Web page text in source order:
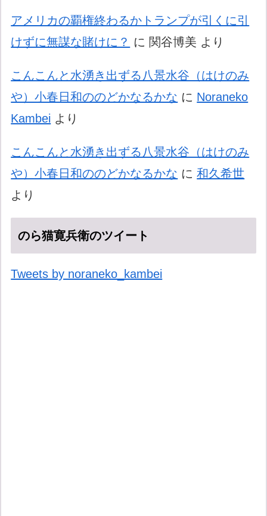
アメリカの覇権終わるかトランプが引くに引
けずに無謀な賭けに？ に 関谷博美 より
こんこんと水湧き出ずる八景水谷（はけのみ
や）小春日和ののどかなるかな に Noraneko
Kambei より
こんこんと水湧き出ずる八景水谷（はけのみ
や）小春日和ののどかなるかな に和久希世
より
のら猫寛兵衛のツイート
Tweets by noraneko_kambei